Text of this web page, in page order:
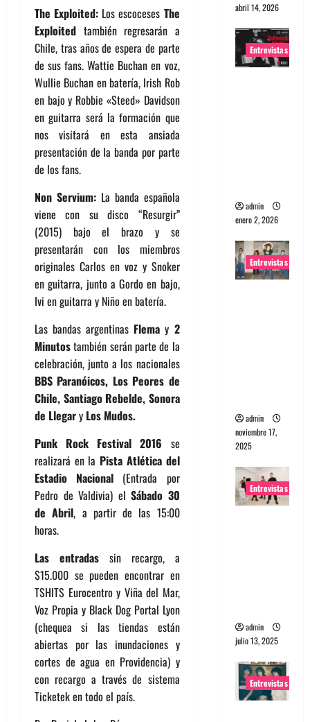
The Exploited: Los escoceses The
Exploited también regresarán a
Chile, tras años de espera de parte
de sus fans. Wattie Buchan en voz,
Wullie Buchan en batería, Irish Rob
en bajo y Robbie «Steed» Davidson
en guitarra será la formación que
nos visitará en esta ansiada
presentación de la banda por parte
de los fans.
Non Servium: La banda española
viene con su disco “Resurgir”
(2015) bajo el brazo y se
presentarán con los miembros
originales Carlos en voz y Snoker
en guitarra, junto a Gordo en bajo,
Ivi en guitarra y Niño en batería.
Las bandas argentinas Flema y 2
Minutostambién serán parte de la
celebración, junto a los nacionales
BBS Paranóicos, Los Peores de
Chile, Santiago Rebelde, Sonora
de Llegary Los Mudos.
Punk Rock Festival 2016 se
realizará en la Pista Atlética del
Estadio Nacional (Entrada por
Pedro de Valdivia) elSábado 30
de Abril, a partir de las 15:00
horas.
Las entradassin recargo, a
$15.000 se pueden encontrar en
TSHITS Eurocentro y Viña del Mar,
Voz Propia y Black Dog Portal Lyon
(chequea si las tiendas están
abiertas por las inundaciones y
cortes de agua en Providencia) y
con recargo a través de sistema
Ticketek en todo el país.
abril 14, 2026
Entrevistas
admin
enero 2, 2026
Entrevistas
admin
noviembre 17,
2025
Entrevistas
admin
julio 13, 2025
Entrevistas